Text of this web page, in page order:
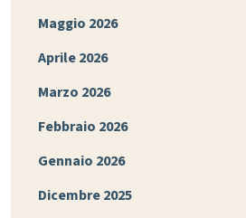
Maggio 2026
Aprile 2026
Marzo 2026
Febbraio 2026
Gennaio 2026
Dicembre 2025